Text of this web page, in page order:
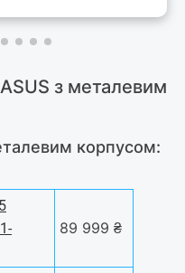
з металевим
корпусом:
89 999 ₴